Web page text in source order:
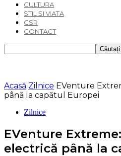
CULTURA
STIL SI VIATA
CSR
CONTACT
Acasă Zilnice EVenture
până la capătul Europei
Zilnice
EVenture
electrică până la